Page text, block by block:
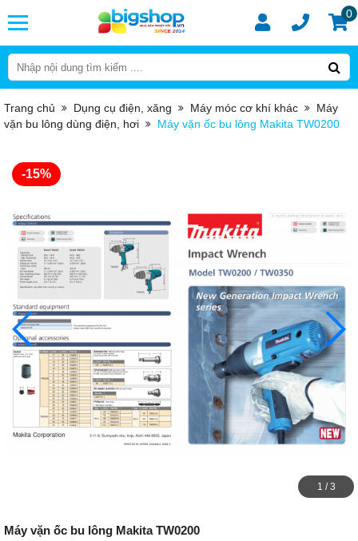
0
Trang chủ Dụng cụ điện, xăng Máy móc cơ khí khác
Máy
vặn bu lông dùng điện, hơi
Máy vặn ốc bu lông Makita TW0200
-15%
1 /3
Máy vặn ốc bu lông Makita TW0200